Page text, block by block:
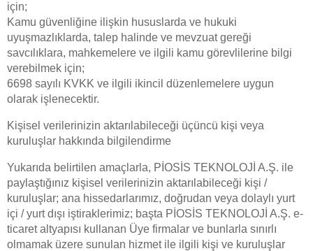
için;
Kamu güvenliğine ilişkin hususlarda ve hukuki
uyuşmazlıklarda, talep halinde ve mevzuat gereği
savcılıklara, mahkemelere ve ilgili kamu görevlilerine bilgi
verebilmek için;
6698 sayılı KVKK ve ilgili ikincil düzenlemelere uygun
olarak işlenecektir.
Kişisel verilerinizin aktarılabileceği üçüncü kişi veya
kuruluşlar hakkında bilgilendirme
Yukarıda belirtilen amaçlarla, PİOSİS TEKNOLOJİ A.Ş. ile
paylaştığınız kişisel verilerinizin aktarılabileceği kişi /
kuruluşlar; ana hissedarlarımız, doğrudan veya dolaylı yurt
içi / yurt dışı iştiraklerimiz; başta PİOSİS TEKNOLOJİ A.Ş. e-
ticaret altyapısı kullanan Üye firmalar ve bunlarla sınırlı
olmamak üzere sunulan hizmet ile ilgili kişi ve kuruluşlar